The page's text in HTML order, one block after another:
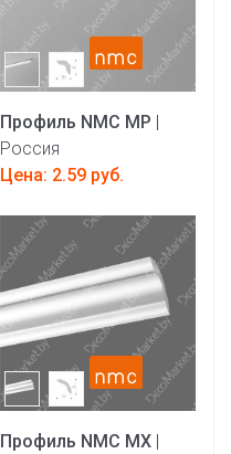
Профиль NMC MP |
Россия
Цена: 2.59 руб.
Профиль NMC MX |